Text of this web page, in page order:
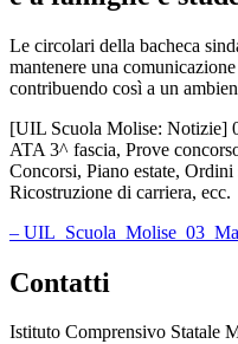
Le circolari della bacheca
mantenere una
contribuendo così a un
[UIL Scuola Molise: Notizie]
ATA 3^ fascia, Prove
Concorsi, Piano estate,
Ricostruzione di carriera, ecc.
–
Contatti
Istituto Comprensivo Statale